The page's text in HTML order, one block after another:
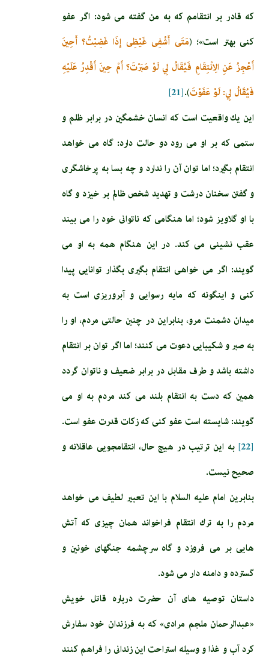
كه قادر بر انتقامم كه به من گفته مى ‏شود: اگر عفو
كنى بهتر است»؛ (مَتَى أَشْفِي غَيْظِي إِذَا غَضِبْتُ؟ أَحِينَ
أَعْجِزُ عَنِ الِانْتِقَامِ فَيُقَالُ لِي لَوْ صَبَرْتَ؟ أَمْ حِينَ أَقْدِرُ عَلَيْهِ
فَيُقَالُ لِي: لَوْ عَفَوْتَ).
[21]
اين يك واقعيت است كه انسان خشمگين در برابر ظلم و
ستمى كه بر او مى‏ رود دو حالت دارد: گاه مى‏ خواهد
انتقام بگيرد؛ اما توان آن را ندارد و چه بسا به پرخاشگرى
و گفتن سخنان درشت و تهديد شخص ظالم بر خيزد و گاه
با او گلاويز شود؛ اما هنگامى كه ناتوانى خود را مى ‏بيند
عقب‏ نشينى مى ‏كند. در اين هنگام همه به او مى
‏گويند: اگر مى‏ خواهى انتقام بگيرى بگذار توانايى پيدا
كنى و اين‏گونه كه مايه رسوايى و آبروريزى است به
ميدان دشمنت مرو، بنابراين در چنين حالتى مردم، او را
به صبر و شكيبايى دعوت مى‏ كنند؛ اما اگر توان بر انتقام
داشته باشد و طرف مقابل در برابر ضعيف و ناتوان گردد
همين كه دست به انتقام بلند مى‏ كند مردم به او مى‏
گويند: شايسته است عفو كنى كه زكات قدرت عفو است.
[22]
به اين ترتيب در هيچ حال، انتقام‏جويى عاقلانه و
صحيح نيست.
بنابرین امام عليه السلام با اين تعبير لطيف مى‏ خواهد
مردم را به ترك انتقام فراخواند همان چيزى كه آتش
‏هايى بر مى‏ فروزد و گاه سرچشمه جنگ‏هاى خونين و
گسترده و دامنه‏ دار مى‏ شود.
داستان توصيه‏ هاى آن حضرت درباره قاتل خويش
«عبدالرحمان ملجم‏ مرادى» كه به فرزندان خود سفارش
كرد آب و غذا و وسيله استراحت اين زندانى را فراهم كنند